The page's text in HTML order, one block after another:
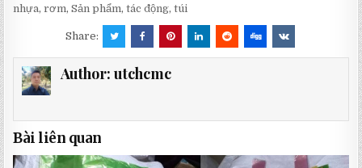
nhựa,rơm,Sản phẩm,tác động,túi
Share:
Author: utchcmc
Bài liên quan